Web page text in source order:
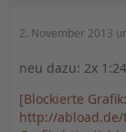
2. November 2013
neu dazu: 2x
[Blockierte Grafik:
http://